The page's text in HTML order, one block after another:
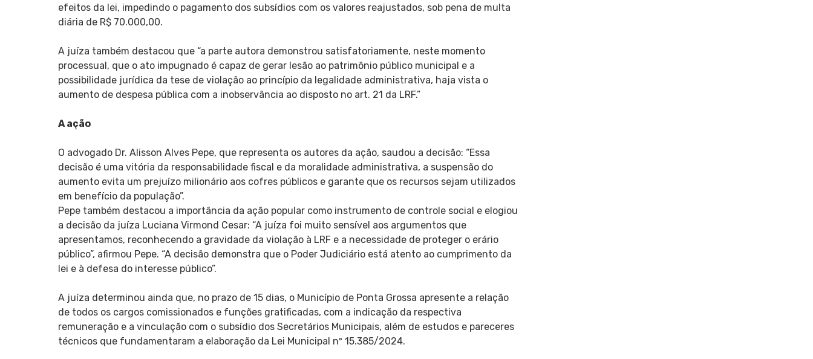
efeitos da lei, impedindo o pagamento dos subsídios com os valores reajustados, sob pena de multa
diária de R$ 70.000,00.
A juíza também destacou que “a parte autora demonstrou satisfatoriamente, neste momento
processual, que o ato impugnado é capaz de gerar lesão ao patrimônio público municipal e a
possibilidade jurídica da tese de violação ao princípio da legalidade administrativa, haja vista o
aumento de despesa pública com a inobservância ao disposto no art. 21 da LRF.”
A ação
O advogado Dr. Alisson Alves Pepe, que representa os autores da ação, saudou a decisão: “Essa
decisão é uma vitória da responsabilidade fiscal e da moralidade administrativa, a suspensão do
aumento evita um prejuízo milionário aos cofres públicos e garante que os recursos sejam utilizados
em benefício da população”.
Pepe também destacou a importância da ação popular como instrumento de controle social e elogiou
a decisão da juíza Luciana Virmond Cesar: “A juíza foi muito sensível aos argumentos que
apresentamos, reconhecendo a gravidade da violação à LRF e a necessidade de proteger o erário
público”, afirmou Pepe. “A decisão demonstra que o Poder Judiciário está atento ao cumprimento da
lei e à defesa do interesse público”.
A juíza determinou ainda que, no prazo de 15 dias, o Município de Ponta Grossa apresente a relação
de todos os cargos comissionados e funções gratificadas, com a indicação da respectiva
remuneração e a vinculação com o subsídio dos Secretários Municipais, além de estudos e pareceres
técnicos que fundamentaram a elaboração da Lei Municipal nº 15.385/2024.